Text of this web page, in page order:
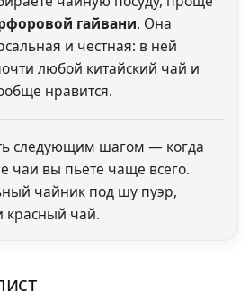
гайвани. Она
и честная: в ней
любой китайский чай и
нравится.
следующим шагом — когда
чаи вы пьёте чаще всего.
чайник под шу пуэр,
красный чай.